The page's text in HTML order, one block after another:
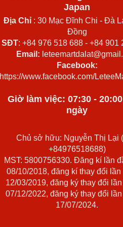
Japan
Địa Chỉ : 30 Mạc Đĩnh Chi - Đà
Đồng
SĐT: +84 976 518 688 - +84 901
Email:
Facebook:
https://www.facebook.com/
Giờ làm việc: 07:30 -
ngày
Chủ sở hữu: Nguyễn Thị Lại
+84976518688)
MST: 5800756330. Đăng kí lần
08/10/2018, đăng kí thay đổi lần
12/03/2019, đăng ký thay đổi
07/12/2022, đăng ký thay đổi
17/07/2024.